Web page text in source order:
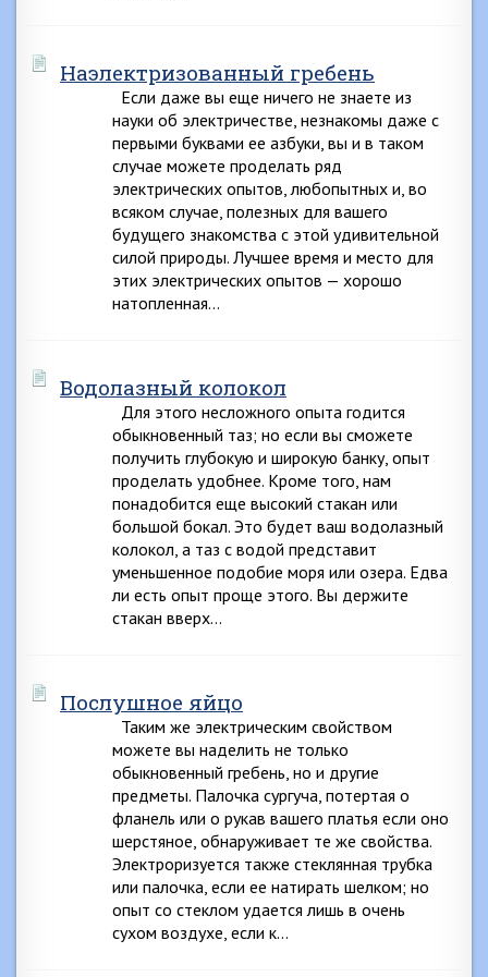
Наэлектризованный гребень
Если даже вы еще ничего не знаете из
науки об электричестве, незнакомы даже с
первыми буквами ее азбуки, вы и в таком
случае можете проделать ряд
электрических опытов, любопытных и, во
всяком случае, полезных для вашего
будущего знакомства с этой удивительной
силой природы. Лучшее время и место для
этих электрических опытов — хорошо
натопленная…
Водолазный колокол
Для этого несложного опыта годится
обыкновенный таз; но если вы сможете
получить глубокую и широкую банку, опыт
проделать удобнее. Кроме того, нам
понадобится еще высокий стакан или
большой бокал. Это будет ваш водолазный
колокол, а таз с водой представит
уменьшенное подобие моря или озера. Едва
ли есть опыт проще этого. Вы держите
стакан вверх…
Послушное яйцо
Таким же электрическим свойством
можете вы наделить не только
обыкновенный гребень, но и другие
предметы. Палочка сургуча, потертая о
фланель или о рукав вашего платья если оно
шерстяное, обнаруживает те же свойства.
Электроризуется также стеклянная трубка
или палочка, если ее натирать шелком; но
опыт со стеклом удается лишь в очень
сухом воздухе, если к…